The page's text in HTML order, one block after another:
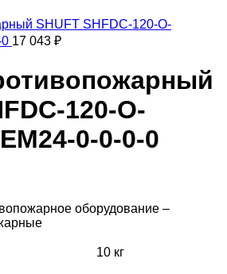
SHUFT SHFDC-120-O-
17 043 ₽
120-O-
0-0-0-0
оборудование –
10 кг